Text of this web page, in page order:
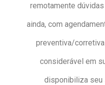
remotamente
ainda, com
preventiva/
considerável em
disponibiliza seu